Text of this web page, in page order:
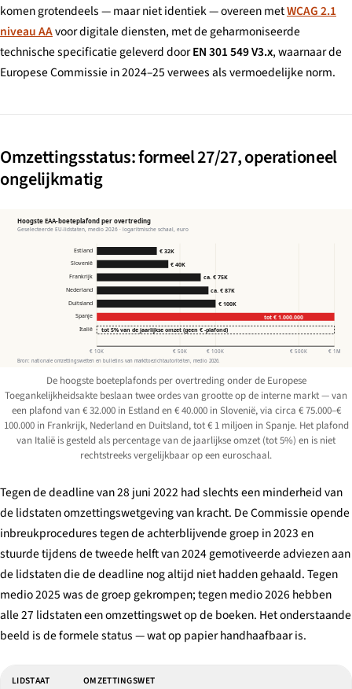
komen grotendeels — maar niet identiek — overeen metWCAG 2.1
niveau AAvoor digitale diensten, met de geharmoniseerde
technische specificatie geleverd doorEN 301 549 V3.x, waarnaar de
Europese Commissie in 2024–25 verwees als vermoedelijke norm.
Omzettingsstatus: formeel 27/27, operationeel
ongelijkmatig
Hoogste EAA-boeteplafond per overtreding
Geselecteerde EU-lidstaten, medio 2026 · logaritmische schaal, euro
€ 10K € 50K € 100K € 500K € 1M
Estland
€ 32K
Slovenië
€ 40K
Frankrijk
ca. € 75K
Nederland
ca. € 87K
Duitsland
€ 100K
Spanje
tot € 1.000.000
Italië
tot 5% van de jaarlijkse omzet (geen € -plafond)
Bron: nationale omzettingswetten en bulletins van markttoezichtautoriteiten, medio 2026.
De hoogste boeteplafonds per overtreding onder de Europese
Toegankelijkheidsakte beslaan twee ordes van grootte op de interne markt — van
een plafond van € 32.000 in Estland en € 40.000 in Slovenië, via circa € 75.000–€
100.000 in Frankrijk, Nederland en Duitsland, tot € 1 miljoen in Spanje. Het plafond
van Italië is gesteld als percentage van de jaarlijkse omzet (tot 5%) en is niet
rechtstreeks vergelijkbaar op een euroschaal.
Tegen de deadline van 28 juni 2022 had slechts een minderheid van
de lidstaten omzettingswetgeving van kracht. De Commissie opende
inbreukprocedures tegen de achterblijvende groep in 2023 en
stuurde tijdens de tweede helft van 2024 gemotiveerde adviezen aan
de lidstaten die de deadline nog altijd niet hadden gehaald. Tegen
medio 2025 was de groep gekrompen; tegen medio 2026 hebben
alle 27 lidstaten een omzettingswet op de boeken. Het onderstaande
beeld is de formele status — wat op papier handhaafbaar is.
LIDSTAAT OMZETTINGSWET